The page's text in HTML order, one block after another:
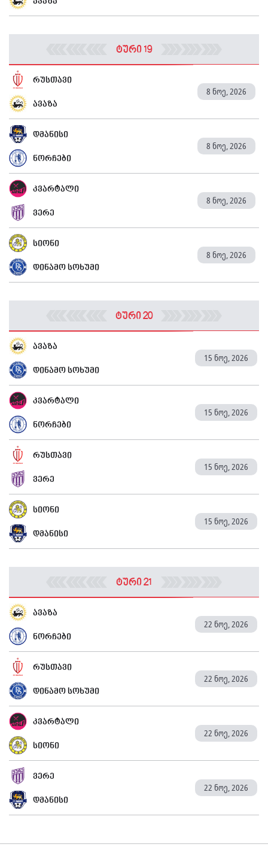
ტური 19
რუსთავი
8 ნოე, 2026
ავაზა
დმანისი
8 ნოე, 2026
ნორჩები
კვარტალი
8 ნოე, 2026
ვერე
სიონი
8 ნოე, 2026
დინამო სოხუმი
ტური 20
ავაზა
15 ნოე, 2026
დინამო სოხუმი
კვარტალი
15 ნოე, 2026
ნორჩები
რუსთავი
15 ნოე, 2026
ვერე
სიონი
15 ნოე, 2026
დმანისი
ტური 21
ავაზა
22 ნოე, 2026
ნორჩები
რუსთავი
22 ნოე, 2026
დინამო სოხუმი
კვარტალი
22 ნოე, 2026
სიონი
ვერე
22 ნოე, 2026
დმანისი